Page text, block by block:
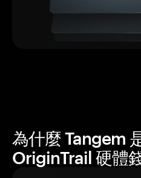
為什麼 Tangem
OriginTrail 硬體